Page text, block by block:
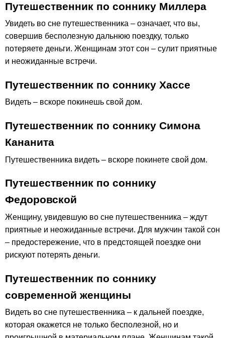
Путешественник по cоннику Миллера
Увидеть во сне путешественника – означает, что вы,
совершив бесполезную дальнюю поездку, только
потеряете деньги. Женщинам этот сон – сулит приятные
и неожиданные встречи.
Путешественник по соннику Хассе
Видеть – вскоре покинешь свой дом.
Путешественник по соннику Симона
Кананита
Путешественника видеть – вскоре покинете свой дом.
Путешественник по соннику
Федоровской
Женщину, увидевшую во сне путешественника – ждут
приятные и неожиданные встречи. Для мужчин такой сон
– предостережение, что в предстоящей поездке они
рискуют потерять деньги.
Путешественник по соннику
современной женщины
Видеть во сне путешественника – к дальней поездке,
которая окажется не только бесполезной, но и